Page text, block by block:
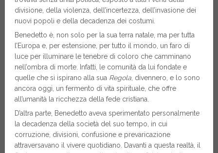
divisione, della violenza, dell’incertezza, dell’invasione dei
nuovi popoli e della decadenza dei costumi.
Benedetto è, non solo per la sua terra natale, ma per tutta
l’Europa e, per estensione, per tutto il mondo, un faro di
luce per illuminare le tenebre di coloro che camminano
nell’ombra di morte. Infatti, le comunità da lui fondate e
quelle che si ispirano alla sua Regola , divennero, e lo sono
ancora oggi, un fermento di vita spirituale, che offre
all’umanità la ricchezza della fede cristiana.
D’altra parte, Benedetto aveva sperimentato personalmente
la decadenza della società del suo tempo, in cui
corruzione, divisioni, confusione e prevaricazione
attraversavano il vivere quotidiano. Davanti a questa realtà, il